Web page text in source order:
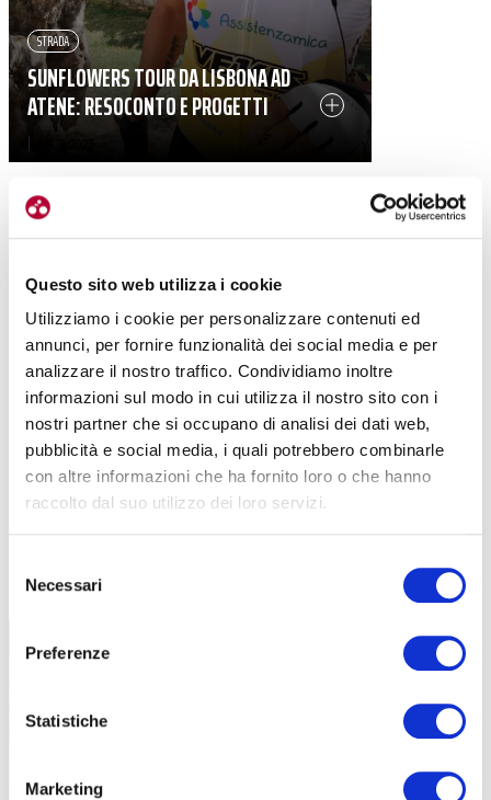
Questo sito web utilizza i cookie
Utilizziamo i cookie per personalizzare contenuti ed
annunci, per fornire funzionalità dei social media e per
analizzare il nostro traffico. Condividiamo inoltre
informazioni sul modo in cui utilizza il nostro sito con i
nostri partner che si occupano di analisi dei dati web,
pubblicità e social media, i quali potrebbero combinarle
con altre informazioni che ha fornito loro o che hanno
raccolto dal suo utilizzo dei loro servizi.
delNecessari
Preferenze
Statistiche
Marketing
SUNFLOWERS TOUR DA LISBONA AD
ATENE: RESOCONTO E PROGETTI
STRADA
TUTTE LE CATEGORIE DEL MAGAZINE